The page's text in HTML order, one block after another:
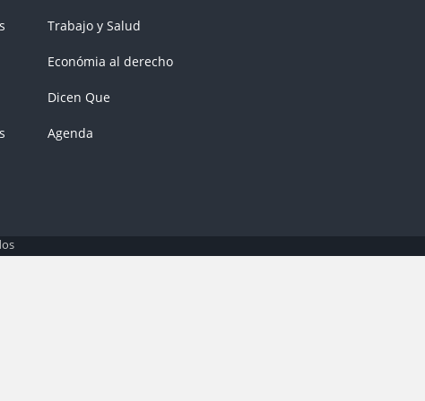
Trabajo y Salud
Económia al derecho
Dicen Que
Agenda